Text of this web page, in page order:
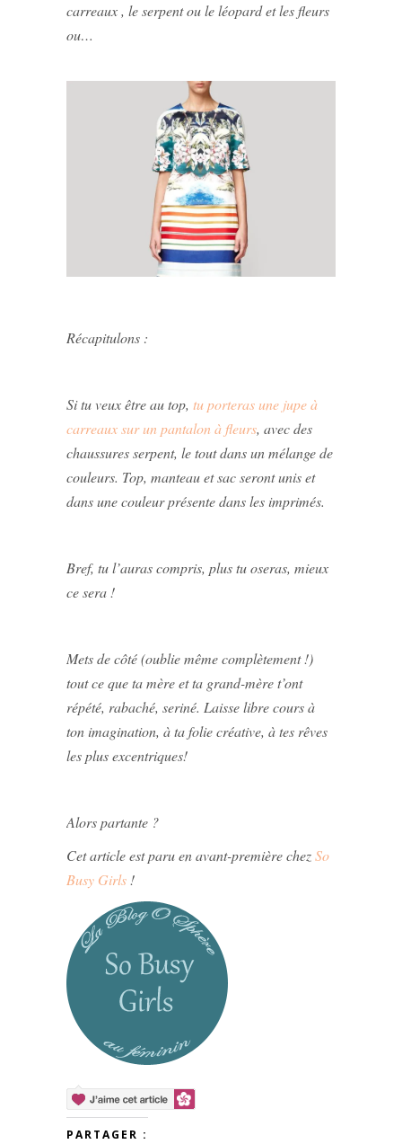
carreaux , le serpent ou le léopard et les fleurs
ou…
Récapitulons :
Si tu veux être au top, tu porteras une jupe à
carreaux sur un pantalon à fleurs, avec des
chaussures serpent, le tout dans un mélange de
couleurs. Top, manteau et sac seront unis et
dans une couleur présente dans les imprimés.
Bref, tu l’auras compris, plus tu oseras, mieux
ce sera !
Mets de côté (oublie même complètement !)
tout ce que ta mère et ta grand-mère t’ont
répété, rabaché, seriné. Laisse libre cours à
ton imagination, à ta folie créative, à tes rêves
les plus excentriques!
Alors partante ?
Cet article est paru en avant-première chezSo
Busy Girls!
PARTAGER :